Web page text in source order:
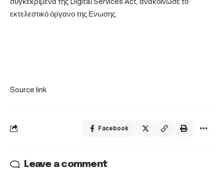
εκτελεστικό όργανο της Ενωσης.
Source link
Facebook
Leave a comment